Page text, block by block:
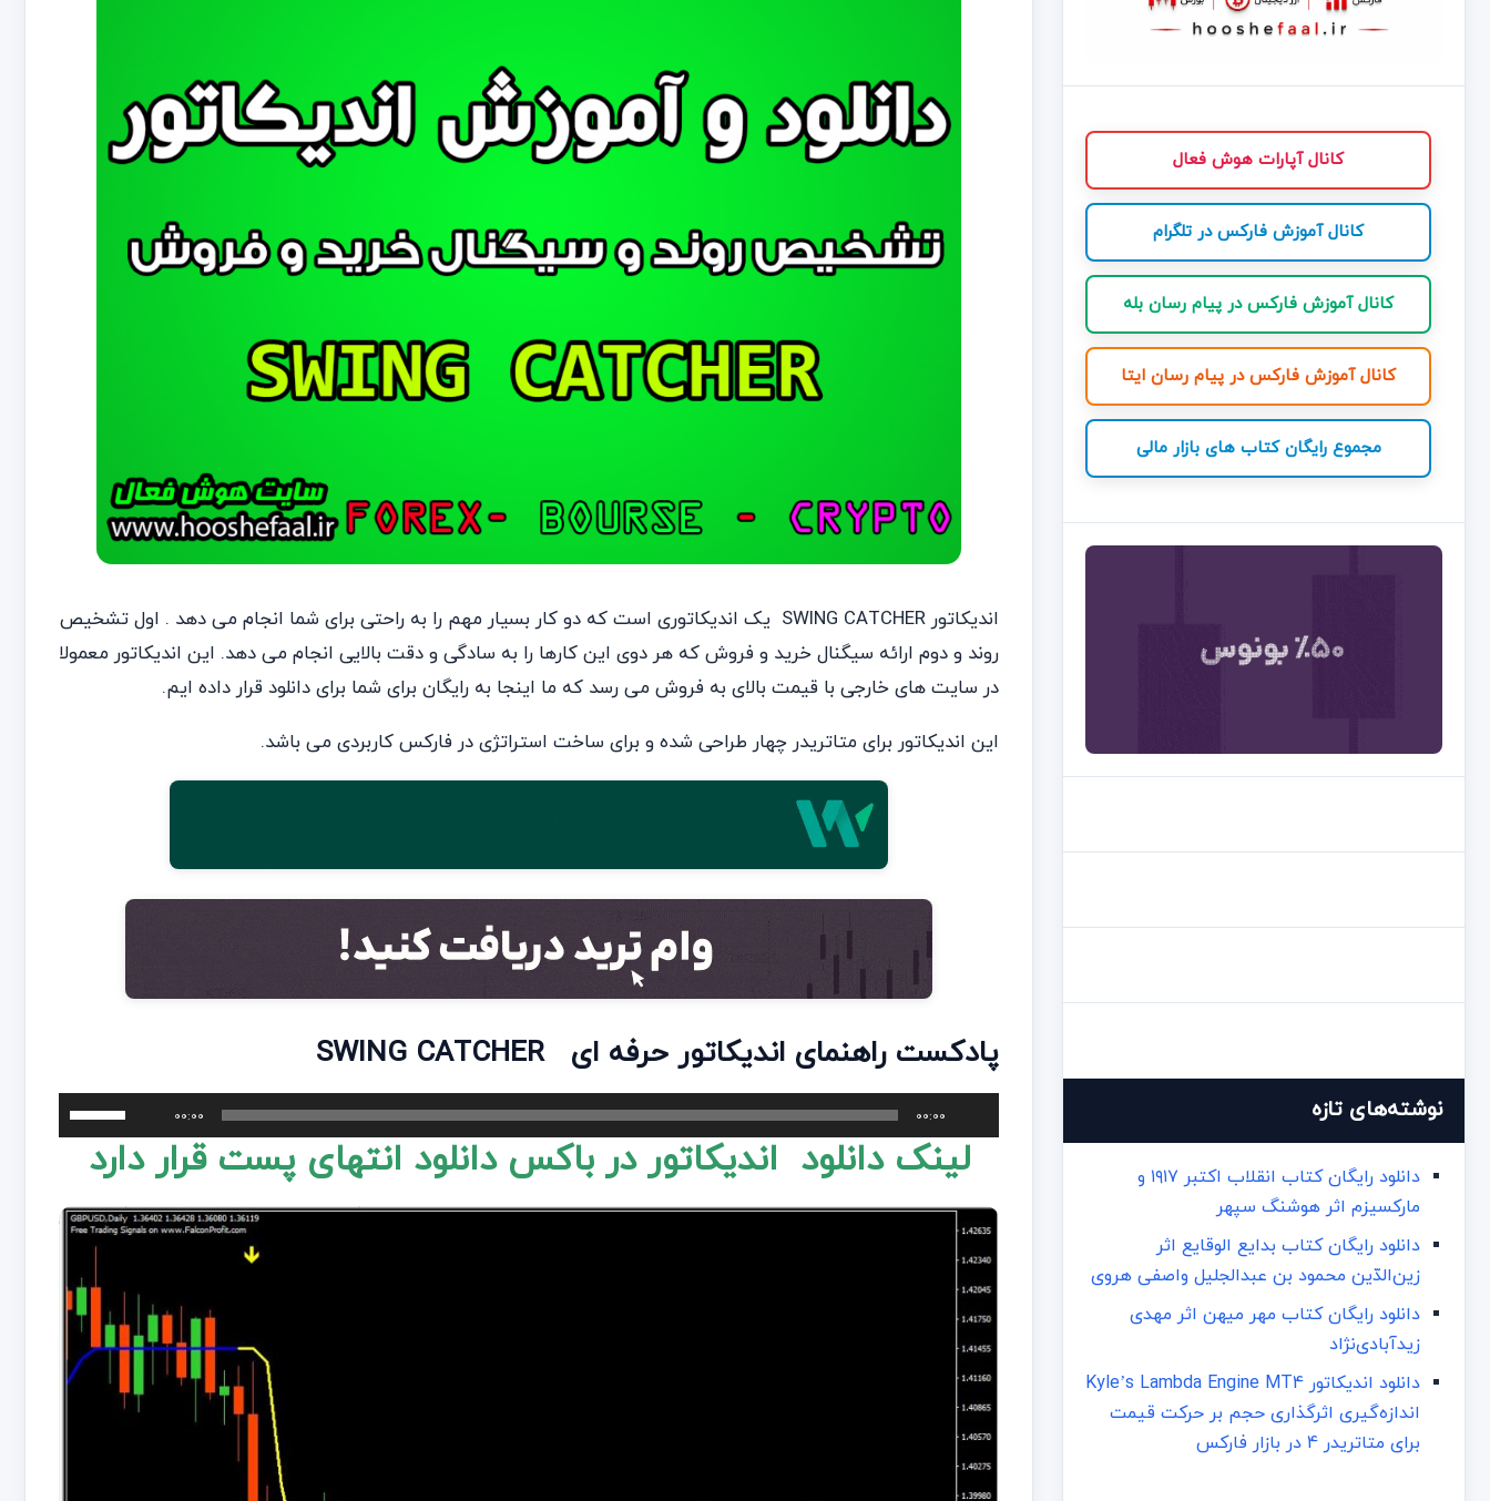
اندیکاتور SWING CATCHER یک اندیکاتوری است که دو کار بسیار مهم را به راحتی برای شما انجام می دهد . اول تشخیص
روند و دوم ارائه سیگنال خرید و فروش که هر دوی این کارها را به سادگی و دقت بالایی انجام می دهد. این اندیکاتور معمولا
در سایت های خارجی با قیمت بالای به فروش می رسد که ما اینجا به رایگان برای شما برای دانلود قرار داده ایم.
این اندیکاتور برای متاتریدر چهار طراحی شده و برای ساخت استراتژی در فارکس کاربردی می باشد.
SWING CATCHER پادکست راهنمای اندیکاتور حرفه ای
پخش‌کننده
صوت
00:00
00:00
برای
افزایش
کاهش
از
کلیدهای
و
لینک دانلود اندیکاتور در باکس دانلود انتهای پست قرار دارد
کانال آپارات هوش فعال
کانال آموزش فارکس در تلگرام
کانال آموزش فارکس در پیام رسان بله
کانال آموزش فارکس در پیام رسان ایتا
مجموع رایگان کتاب های بازار مالی
نوشته‌های تازه
دانلود رایگان کتاب انقلاب اکتبر ۱۹۱۷ و
مارکسیزم اثر هوشنگ سپهر
دانلود رایگان کتاب بدایع الوقایع اثر
زین‌الدّین محمود بن عبدالجلیل واصفی هروی
دانلود رایگان کتاب مهر میهن اثر مهدی
زیدآبادی‌نژاد
دانلود اندیکاتور Kyle’s Lambda Engine MT4
اندازه‌گیری اثرگذاری حجم بر حرکت قیمت
برای متاتریدر 4 در بازار فارکس